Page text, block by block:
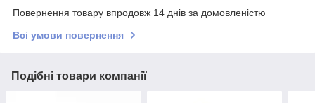
Повернення товару впродовж 14 днів за домовленістю
Всі умови повернення
Подібні товари компанії